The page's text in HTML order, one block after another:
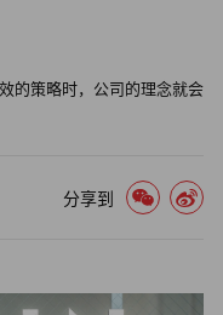
的策略时，公司的理念就会
分享到